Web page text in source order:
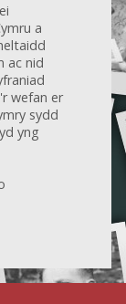
a
ac nid
wefan er
sydd
yng